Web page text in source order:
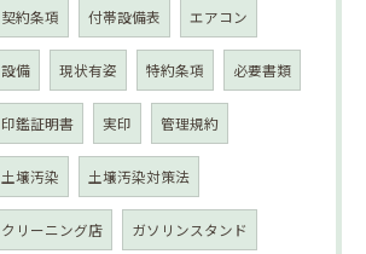
契約条項 付帯設備表 エアコン
設備 現状有姿 特約条項 必要書類
印鑑証明書 実印 管理規約
土壌汚染 土壌汚染対策法
クリーニング店 ガソリンスタンド